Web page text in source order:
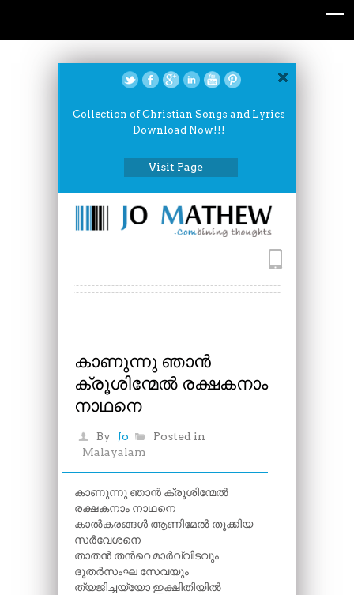
Collection of Christian Songs and Lyrics
Download Now!!!
Visit Page
കാണുന്നു ഞാൻ
ക്രൂശിന്മേൽ രക്ഷകനാം
നാഥനെ
By Jo
Posted in
Malayalam
കാണുന്നു ഞാൻ ക്രൂശിന്മേൽ
രക്ഷകനാം നാഥനെ
കാൽകരങ്ങൾ ആണിമേൽ തൂക്കിയ
സർവേശനെ
താതൻ തന്‍റെ മാർവ്വിടവും
ദൂതർസംഘ സേവയും
ത്യജിച്ചയ്യോ ഇക്ഷിതിയിൽ